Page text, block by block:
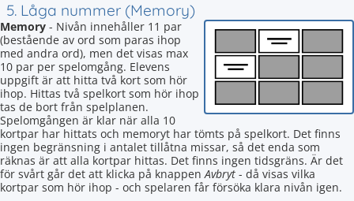
5. Låga nummer (Memory)
Memory - Nivån innehåller 11 par
(bestående av ord som paras ihop
med andra ord), men det visas max
10 par per spelomgång. Elevens
uppgift är att hitta två kort som hör
ihop. Hittas två spelkort som hör ihop
tas de bort från spelplanen.
Spelomgången är klar när alla 10
kortpar har hittats och memoryt har tömts på spelkort. Det finns
ingen begränsning i antalet tillåtna missar, så det enda som
räknas är att alla kortpar hittas. Det finns ingen tidsgräns. Är det
för svårt går det att klicka på knappenAvbryt - då visas vilka
kortpar som hör ihop - och spelaren får försöka klara nivån igen.